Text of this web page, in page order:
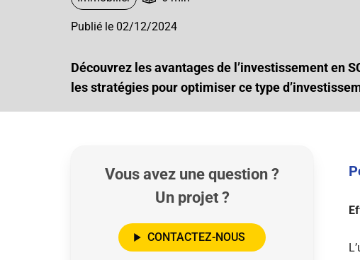
Publié le 02/12/2024
Découvrez les avantages de l’investissement en
les stratégies pour optimiser ce type
Vous avez une question ?
Un projet ?
CONTACTEZ-NOUS